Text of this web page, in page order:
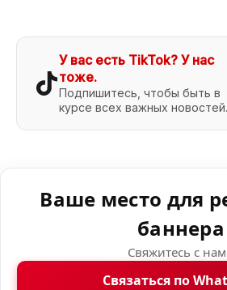
У вас есть TikTok? У нас
тоже.
Подпишитесь, чтобы быть в
курсе всех важных новостей.
Ваше место для
баннера
Свяжитесь с
Связаться по